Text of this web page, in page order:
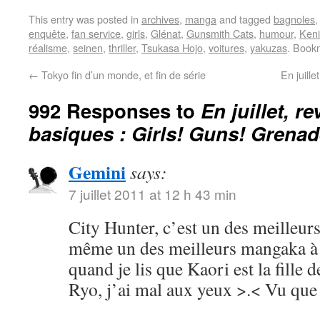
This entry was posted in archives, manga and tagged bagnoles,
enquête, fan service, girls, Glénat, Gunsmith Cats, humour,
réalisme, seinen, thriller, Tsukasa Hojo, voitures, yakuzas.
← Tokyo fin d’un monde, et fin de série En
992 Responses to En juillet,
basiques : Girls! Guns!
Geminisays:
7 juillet 2011 at 12 h 43 min
City Hunter, c’est un des
même un des meilleurs mangaka
quand je lis que Kaori est la fille
Ryo, j’ai mal aux yeux >.< Vu que